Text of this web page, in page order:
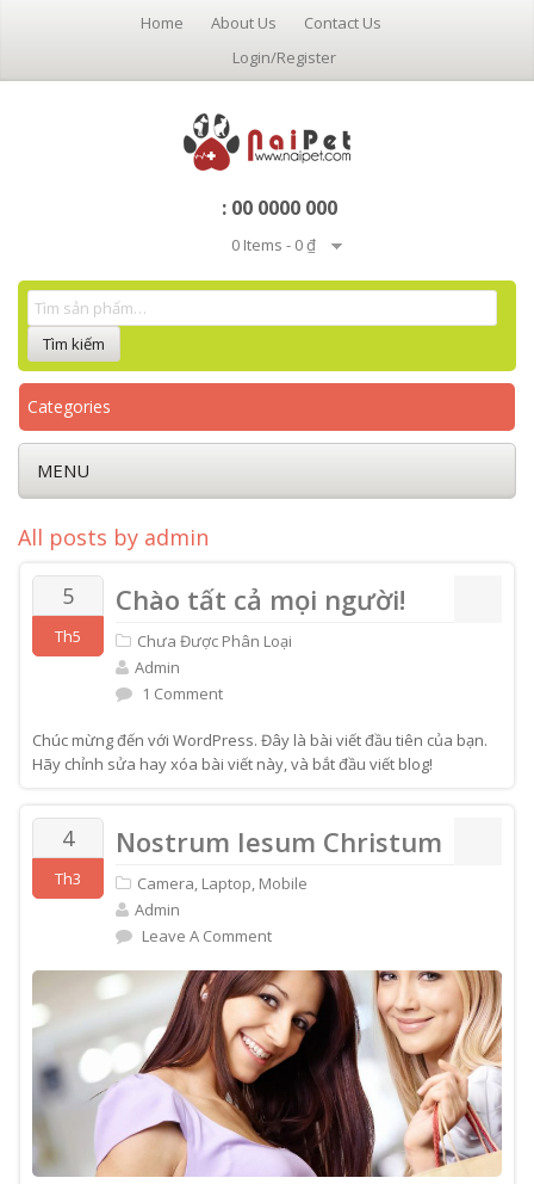
Home About Us
Contact Us
Login/Register
: 00 0000 000
0 Items - 0 ₫
Categories
MENU
All posts by admin
5
Th5
Chào tất cả mọi người!
Chưa Được Phân Loại
Admin
1 Comment
Chúc mừng đến với WordPress. Đây là bài viết đầu tiên của bạn.
Hãy chỉnh sửa hay xóa bài viết này, và bắt đầu viết blog!
4
Th3
Nostrum Iesum Christum
Camera, Laptop, Mobile
Admin
Leave A Comment